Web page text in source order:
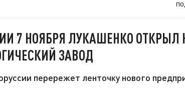
7 НОЯБРЯ ЛУКАШЕНКО ОТКРЫЛ
ЗАВОД
перережет ленточку нового